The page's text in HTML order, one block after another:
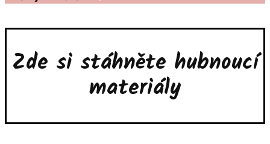
Zde si stáhněte hubnoucí
materiály